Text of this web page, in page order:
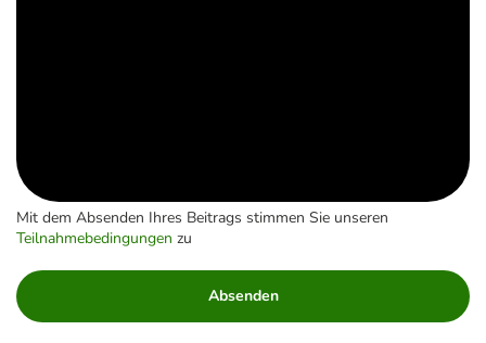
Mit dem Absenden Ihres Beitrags stimmen Sie unseren
Teilnahmebedingungen zu
Absenden